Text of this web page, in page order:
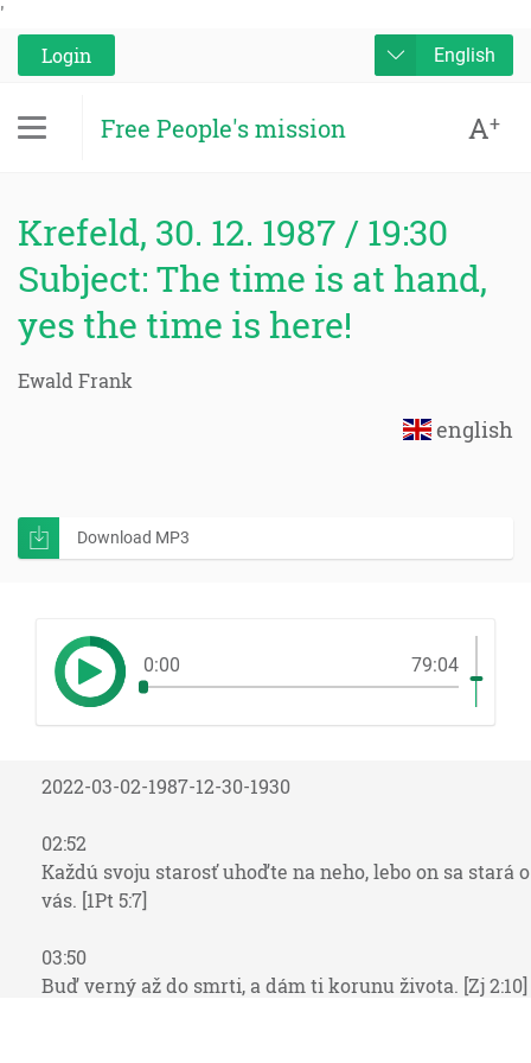
'
Login
English
Free People's mission A+
Krefeld, 30. 12. 1987 / 19:30
Subject: The time is at hand,
yes the time is here!
Ewald Frank
english
Download MP3
0:00 79:04
2022-03-02-1987-12-30-1930
02:52
Každú svoju starosť uhoďte na neho, lebo on sa stará o
vás. [1Pt 5:7]
03:50
Buď verný až do smrti, a dám ti korunu života. [Zj 2:10]